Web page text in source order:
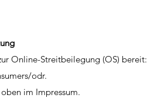
Online-Streitbeilegung (OS) bereit:
odr.
im Impressum.